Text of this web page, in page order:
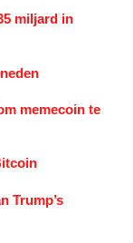
miljard in
memecoin te
Trump’s